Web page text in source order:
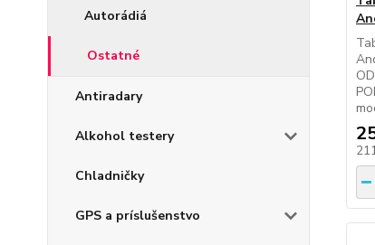
Autorádiá
Ostatné
Antiradary
Alkohol testery
Chladničky
GPS a príslušenstvo